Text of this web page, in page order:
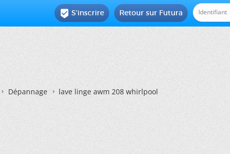
Retour sur Futura
 S'inscrire
Dépannage lave linge awm 208 whirlpool